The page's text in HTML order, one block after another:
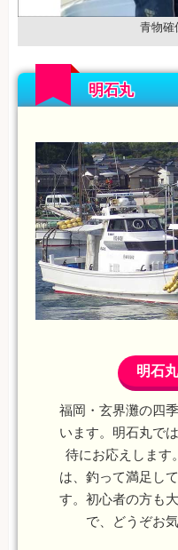
青物確
明石丸
明石丸
福岡・玄界灘の四
います。明石丸で
待にお応えします
は、釣って満足し
す。初心者の方も
で、どうぞお